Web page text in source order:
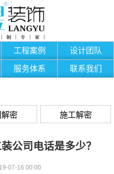
工程案例 设计团队
服务体系 联系我们
密 施工解密
公司电话是多少？
07-16 00:00